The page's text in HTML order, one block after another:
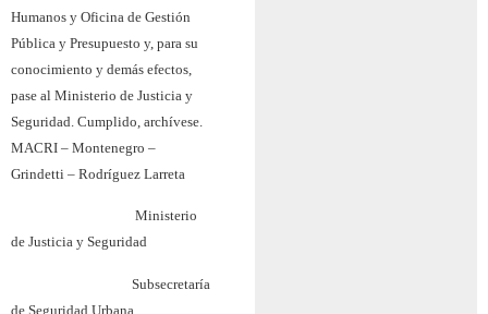
Humanos y Oficina de Gestión
Pública y Presupuesto y, para su
conocimiento y demás efectos,
pase al Ministerio de Justicia y
Seguridad. Cumplido, archívese.
MACRI – Montenegro –
Grindetti – Rodríguez Larreta
Ministerio
de Justicia y Seguridad
Subsecretaría
de Seguridad Urbana